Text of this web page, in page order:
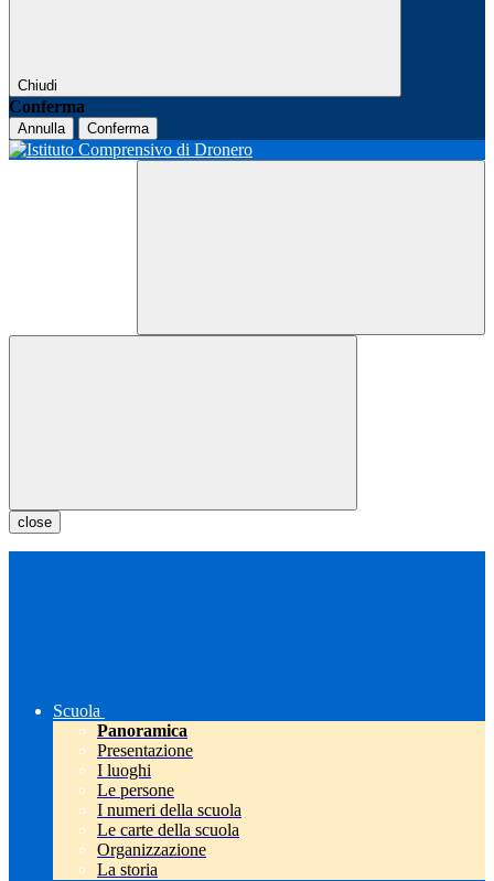
Chiudi
Conferma
Annulla Conferma
close
Scuola
Panoramica
Presentazione
I luoghi
Le persone
I numeri della scuola
Le carte della scuola
Organizzazione
La storia